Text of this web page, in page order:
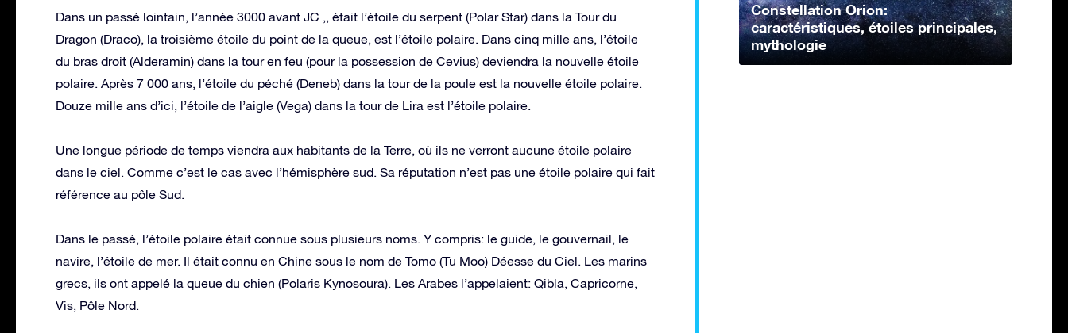
Dans un passé lointain, l’année 3000 avant JC ,, était l’étoile du serpent (Polar Star) dans la Tour du
Dragon (Draco), la troisième étoile du point de la queue, est l’étoile polaire. Dans cinq mille ans, l’étoile
du bras droit (Alderamin) dans la tour en feu (pour la possession de Cevius) deviendra la nouvelle étoile
polaire. Après 7 000 ans, l’étoile du péché (Deneb) dans la tour de la poule est la nouvelle étoile polaire.
Douze mille ans d’ici, l’étoile de l’aigle (Vega) dans la tour de Lira est l’étoile polaire.
Une longue période de temps viendra aux habitants de la Terre, où ils ne verront aucune étoile polaire
dans le ciel. Comme c’est le cas avec l’hémisphère sud. Sa réputation n’est pas une étoile polaire qui fait
référence au pôle Sud.
Dans le passé, l’étoile polaire était connue sous plusieurs noms. Y compris: le guide, le gouvernail, le
navire, l’étoile de mer. Il était connu en Chine sous le nom de Tomo (Tu Moo) Déesse du Ciel. Les marins
grecs, ils ont appelé la queue du chien (Polaris Kynosoura). Les Arabes l’appelaient: Qibla, Capricorne,
Vis, Pôle Nord.
Constellation Orion:
caractéristiques, étoiles principales,
mythologie